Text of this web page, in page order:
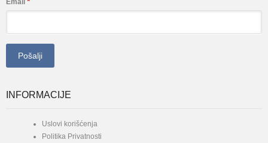
INFORMACIJE
Uslovi korišćenja
Politika Privatnosti